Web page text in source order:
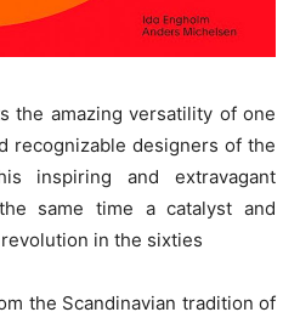
the amazing versatility of one
recognizable designers of the
inspiring and extravagant
same time a catalyst and
in the sixties
the Scandinavian tradition of